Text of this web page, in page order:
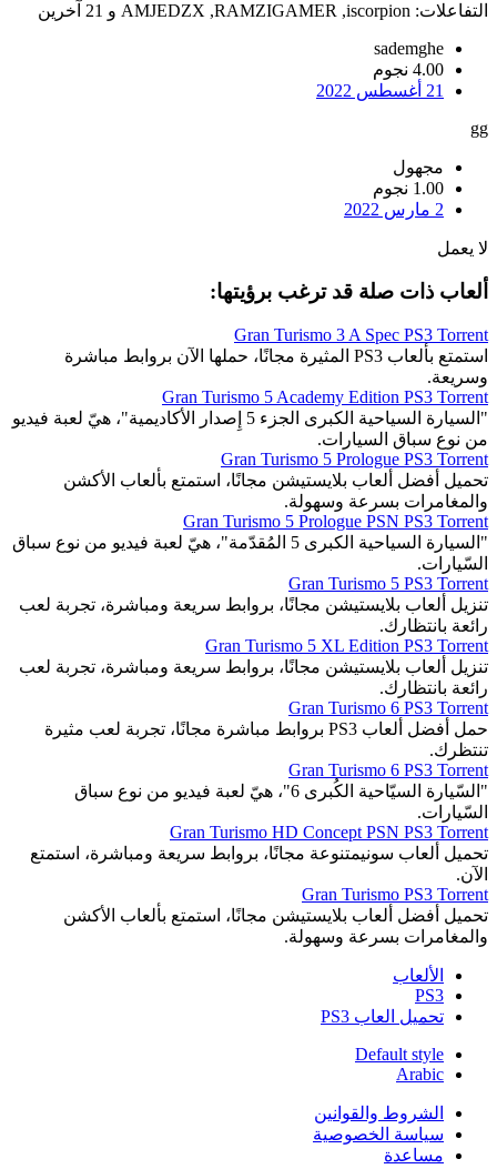
التفاعلات: iscorpion
,
RAMZIGAMER
,
AMJEDZX و 21 آخرين
sademghe
4.00 نجوم
21 أغسطس 2022
gg
مجهول
1.00 نجوم
2 مارس 2022
لا يعمل
ألعاب ذات صلة قد ترغب برؤيتها:
Gran Turismo 3 A Spec PS3 Torrent
استمتع بألعاب PS3 المثيرة مجانًا، حملها الآن بروابط مباشرة
وسريعة.
Gran Turismo 5 Academy Edition PS3 Torrent
"السيارة السياحية الكبرى الجزء 5 إِصدار الأكاديمية"، هيّ لعبة فيديو
من نوع سباق السيارات.
Gran Turismo 5 Prologue PS3 Torrent
تحميل أفضل ألعاب بلايستيشن مجانًا، استمتع بألعاب الأكشن
والمغامرات بسرعة وسهولة.
Gran Turismo 5 Prologue PSN PS3 Torrent
"السيارة السياحية الكبرى 5 المُقدّمة"، هيّ لعبة فيديو من نوع سباق
السّيارات.
Gran Turismo 5 PS3 Torrent
تنزيل ألعاب بلايستيشن مجانًا، بروابط سريعة ومباشرة، تجربة لعب
رائعة بانتظارك.
Gran Turismo 5 XL Edition PS3 Torrent
تنزيل ألعاب بلايستيشن مجانًا، بروابط سريعة ومباشرة، تجربة لعب
رائعة بانتظارك.
Gran Turismo 6 PS3 Torrent
حمل أفضل ألعاب PS3 بروابط مباشرة مجانًا، تجربة لعب مثيرة
تنتظرك.
Gran Turismo 6 PS3 Torrent
"السّيارة السيّاحية الكُبرى 6"، هيّ لعبة فيديو من نوع سباق
السّيارات.
Gran Turismo HD Concept PSN PS3 Torrent
تحميل ألعاب سونيمتنوعة مجانًا، بروابط سريعة ومباشرة، استمتع
الآن.
Gran Turismo PS3 Torrent
تحميل أفضل ألعاب بلايستيشن مجانًا، استمتع بألعاب الأكشن
والمغامرات بسرعة وسهولة.
الألعاب
PS3
تحميل العاب PS3
Default style
Arabic
الشروط والقوانين
سياسة الخصوصية
مساعدة